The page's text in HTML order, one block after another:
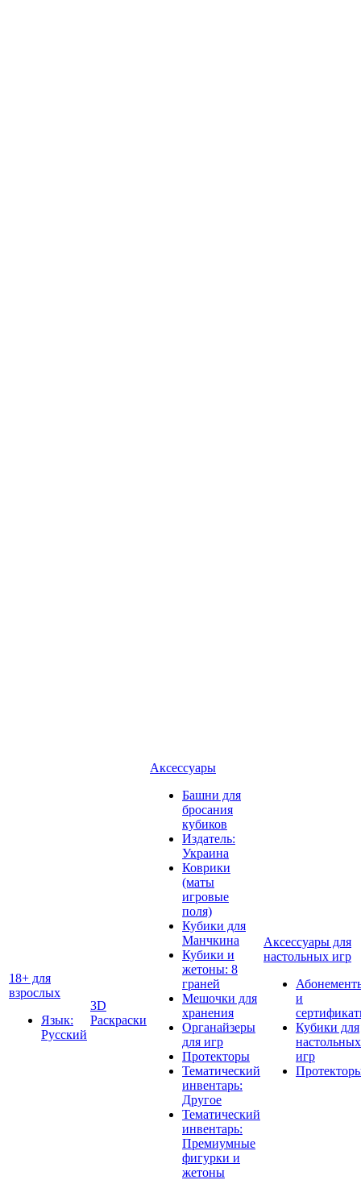
18+ для
взрослых
Язык:
Русский
3D
Раскраски
Аксессуары
Башни для
бросания
кубиков
Издатель:
Украина
Коврики
(маты
игровые
поля)
Кубики для
Манчкина
Кубики и
жетоны: 8
граней
Мешочки для
хранения
Органайзеры
для игр
Протекторы
Тематический
инвентарь:
Другое
Тематический
инвентарь:
Премиумные
фигурки и
жетоны
Аксессуары для
настольных игр
и
Кубики для
настольных
игр